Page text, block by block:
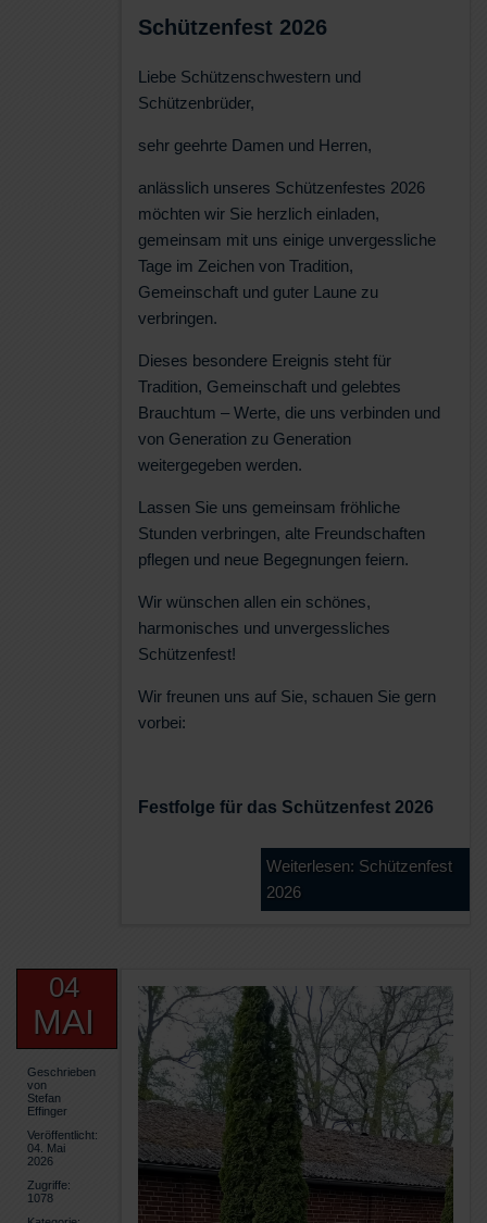
Schützenfest 2026
Liebe Schützenschwestern und
Schützenbrüder,
sehr geehrte Damen und Herren,
anlässlich unseres Schützenfestes 2026
möchten wir Sie herzlich einladen,
gemeinsam mit uns einige unvergessliche
Tage im Zeichen von Tradition,
Gemeinschaft und guter Laune zu
verbringen.
Dieses besondere Ereignis steht für
Tradition, Gemeinschaft und gelebtes
Brauchtum – Werte, die uns verbinden und
von Generation zu Generation
weitergegeben werden.
Lassen Sie uns gemeinsam fröhliche
Stunden verbringen, alte Freundschaften
pflegen und neue Begegnungen feiern.
Wir wünschen allen ein schönes,
harmonisches und unvergessliches
Schützenfest!
Wir freunen uns auf Sie, schauen Sie gern
vorbei:
Festfolge für das Schützenfest 2026
Weiterlesen: Schützenfest
2026
04
MAI
Geschrieben
von
Stefan
Effinger
Veröffentlicht:
04. Mai
2026
Zugriffe:
1078